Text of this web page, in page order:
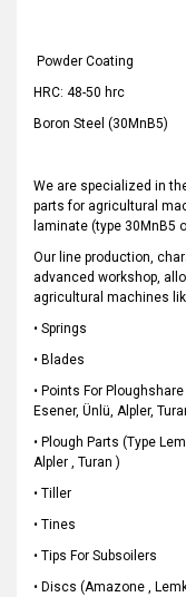
Powder Coating
HRC: 48-50 hrc
Boron Steel (30MnB5)
We are specialized in
parts for agricultural
laminate (type 30MnB5
Our line production,
advanced workshop,
agricultural machines
• Springs
• Blades
• Points For
Esener, Ünlü, Alpler,
• Plough Parts (Type
Alpler , Turan )
• Tiller
• Tines
• Tips For Subsoilers
• Discs (Amazone ,